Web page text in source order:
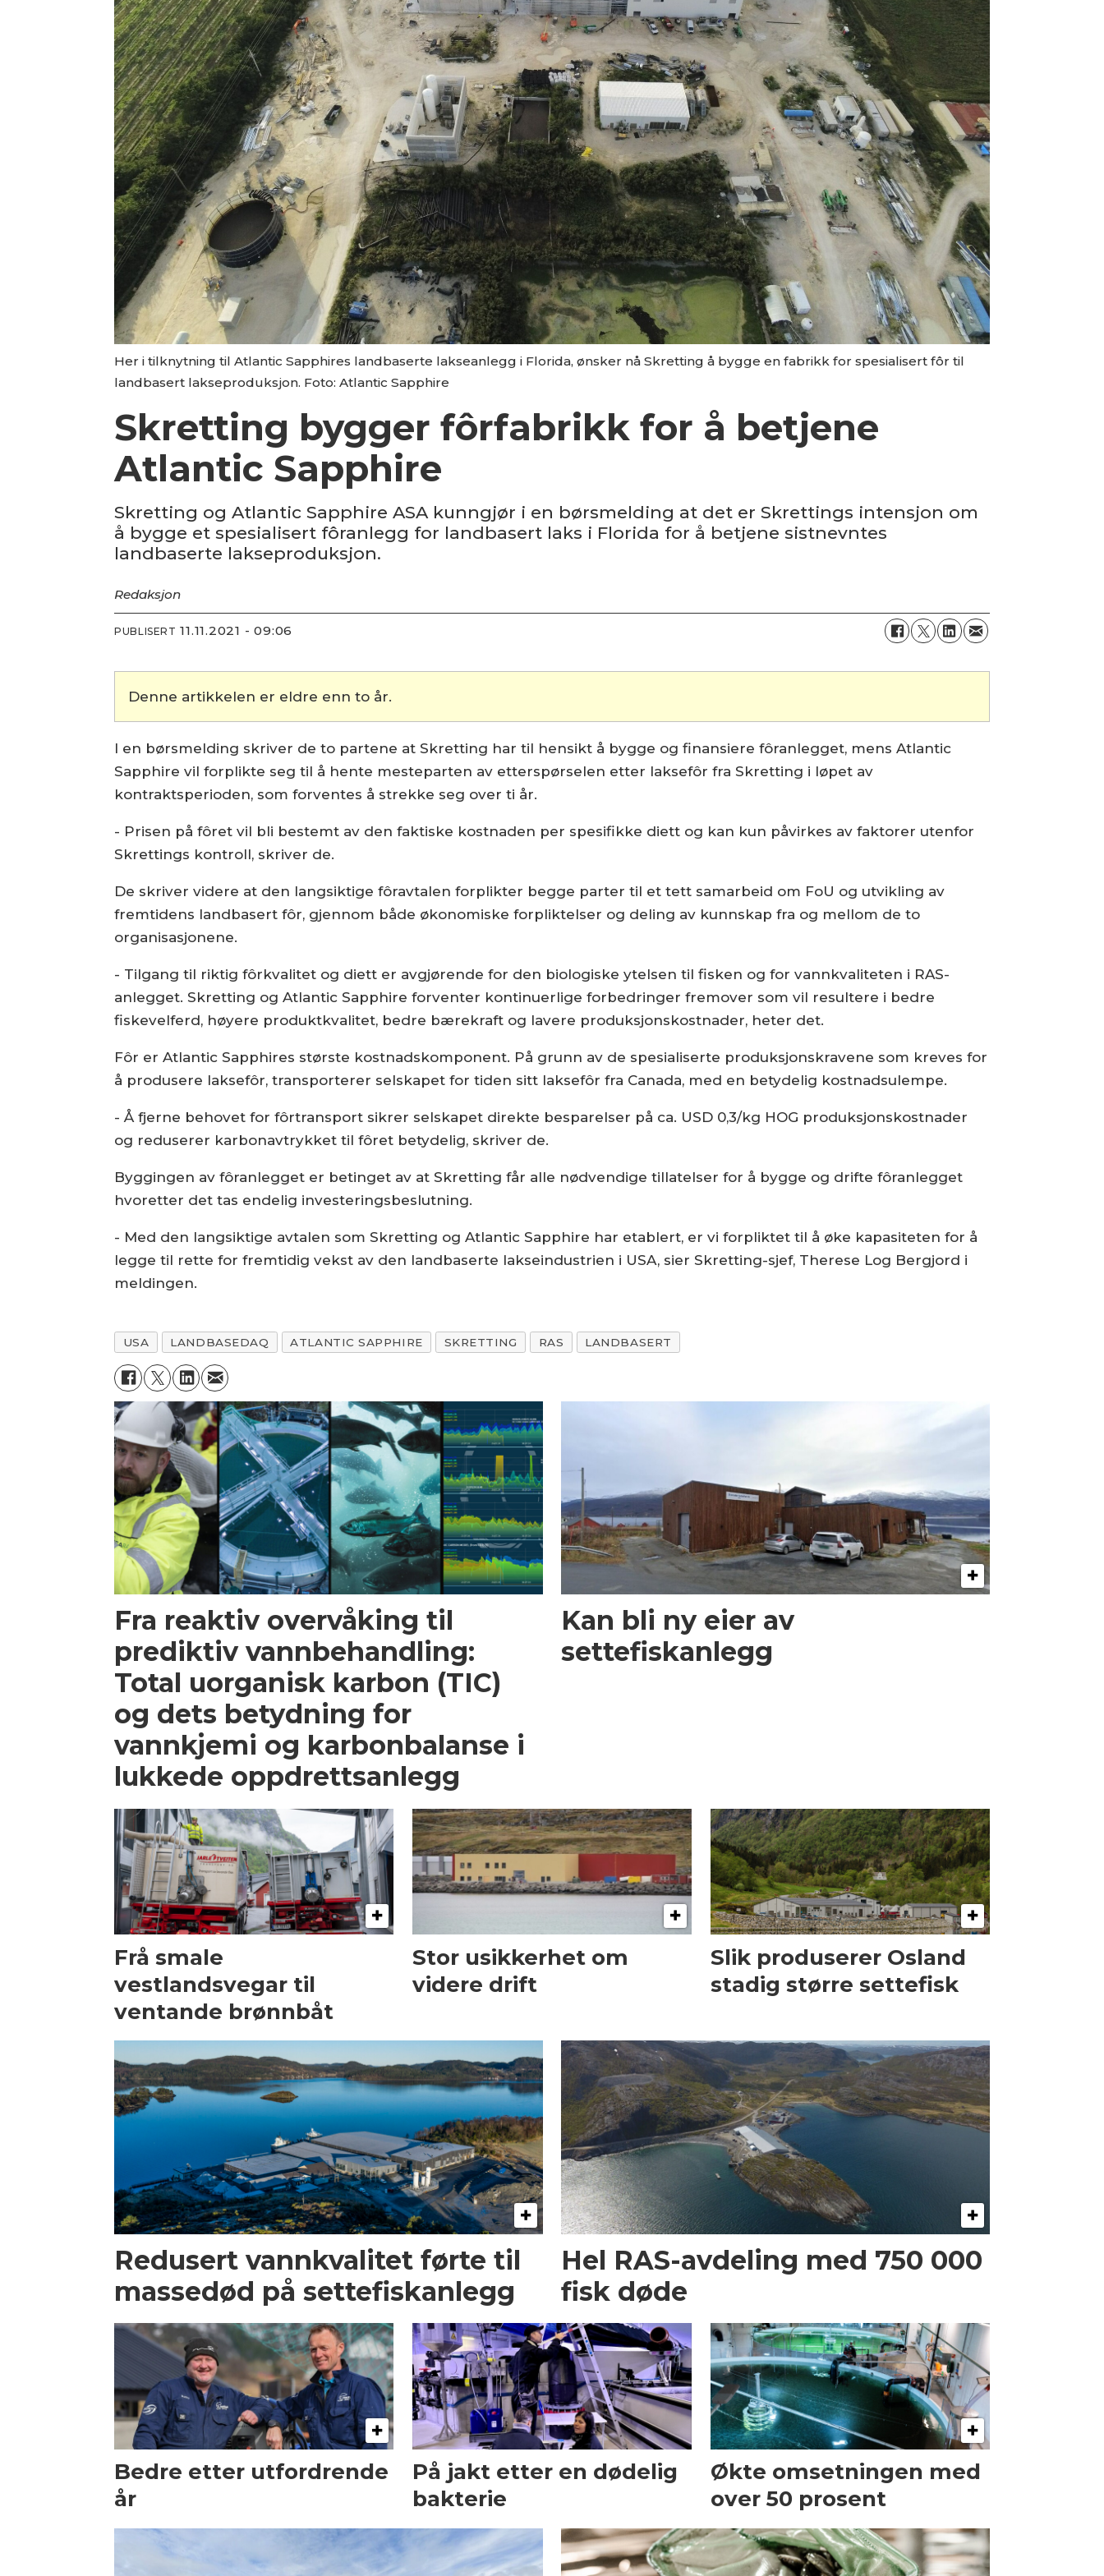
Her i tilknytning til Atlantic Sapphires landbaserte lakseanlegg i Florida, ønsker nå Skretting å bygge en fabrikk for spesialisert fôr til
landbasert lakseproduksjon. Foto: Atlantic Sapphire
Skretting bygger fôrfabrikk for å betjene
Atlantic Sapphire
Skretting og Atlantic Sapphire ASA kunngjør i en børsmelding at det er Skrettings intensjon om
å bygge et spesialisert fôranlegg for landbasert laks i Florida for å betjene sistnevntes
landbaserte lakseproduksjon.
Redaksjon
PUBLISERT 11.11.2021 - 09:06
Denne artikkelen er eldre enn to år.
I en børsmelding skriver de to partene at Skretting har til hensikt å bygge og finansiere fôranlegget, mens Atlantic
Sapphire vil forplikte seg til å hente mesteparten av etterspørselen etter laksefôr fra Skretting i løpet av
kontraktsperioden, som forventes å strekke seg over ti år.
- Prisen på fôret vil bli bestemt av den faktiske kostnaden per spesifikke diett og kan kun påvirkes av faktorer utenfor
Skrettings kontroll, skriver de.
De skriver videre at den langsiktige fôravtalen forplikter begge parter til et tett samarbeid om FoU og utvikling av
fremtidens landbasert fôr, gjennom både økonomiske forpliktelser og deling av kunnskap fra og mellom de to
organisasjonene.
- Tilgang til riktig fôrkvalitet og diett er avgjørende for den biologiske ytelsen til fisken og for vannkvaliteten i RAS-
anlegget. Skretting og Atlantic Sapphire forventer kontinuerlige forbedringer fremover som vil resultere i bedre
fiskevelferd, høyere produktkvalitet, bedre bærekraft og lavere produksjonskostnader, heter det.
Fôr er Atlantic Sapphires største kostnadskomponent. På grunn av de spesialiserte produksjonskravene som kreves for
å produsere laksefôr, transporterer selskapet for tiden sitt laksefôr fra Canada, med en betydelig kostnadsulempe.
- Å fjerne behovet for fôrtransport sikrer selskapet direkte besparelser på ca. USD 0,3/kg HOG produksjonskostnader
og reduserer karbonavtrykket til fôret betydelig, skriver de.
Byggingen av fôranlegget er betinget av at Skretting får alle nødvendige tillatelser for å bygge og drifte fôranlegget
hvoretter det tas endelig investeringsbeslutning.
- Med den langsiktige avtalen som Skretting og Atlantic Sapphire har etablert, er vi forpliktet til å øke kapasiteten for å
legge til rette for fremtidig vekst av den landbaserte lakseindustrien i USA, sier Skretting-sjef, Therese Log Bergjord i
meldingen.
USA LANDBASEDAQ ATLANTIC SAPPHIRE SKRETTING RAS LANDBASERT
Fra reaktiv overvåking til
prediktiv vannbehandling:
Total uorganisk karbon (TIC)
og dets betydning for
vannkjemi og karbon­balanse i
lukkede oppdrettsanlegg
Kan bli ny eier av
settefiskanlegg
Frå smale
vestlandsvegar til
ventande brønnbåt
Stor usikkerhet om
videre drift
Slik produserer Osland
stadig større settefisk
Redusert vannkvalitet førte til
massedød på settefiskanlegg
Hel RAS-avdeling med 750 000
fisk døde
Bedre etter utfordrende
år
På jakt etter en dødelig
bakterie
Økte omsetningen med
over 50 prosent